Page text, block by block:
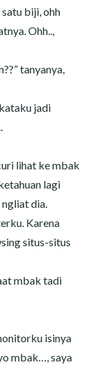
biji, ohh
Ohh..,
tanyanya,
jadi
lihat ke mbak
lagi
dia.
Karena
situs-situs
mbak tadi
isinya
mbak…, saya